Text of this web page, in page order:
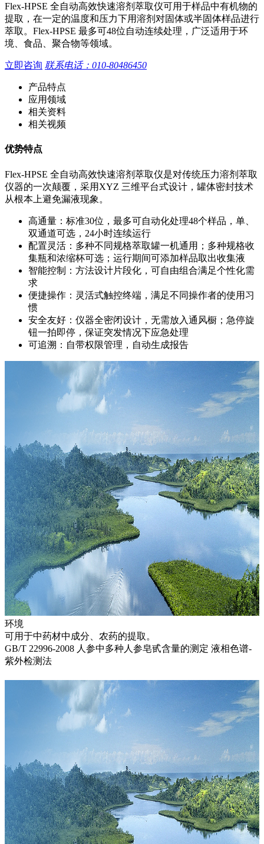
Flex-HPSE 全自动高效快速溶剂萃取仪可用于样品中有机物的
提取，在一定的温度和压力下用溶剂对固体或半固体样品进行
萃取。Flex-HPSE 最多可48位自动连续处理，广泛适用于环
境、食品、聚合物等领域。
立即咨询 联系电话：010-80486450
产品特点
应用领域
相关资料
相关视频
优势特点
Flex-HPSE 全自动高效快速溶剂萃取仪是对传统压力溶剂萃取
仪器的一次颠覆，采用XYZ 三维平台式设计，罐体密封技术
从根本上避免漏液现象。
高通量：标准30位，最多可自动化处理48个样品，单、
双通道可选，24小时连续运行
配置灵活：多种不同规格萃取罐一机通用；多种规格收
集瓶和浓缩杯可选；运行期间可添加样品取出收集液
智能控制：方法设计片段化，可自由组合满足个性化需
求
便捷操作：灵活式触控终端，满足不同操作者的使用习
惯
安全友好：仪器全密闭设计，无需放入通风橱；急停旋
钮一拍即停，保证突发情况下应急处理
可追溯：自带权限管理，自动生成报告
环境
可用于中药材中成分、农药的提取。
GB/T 22996-2008 人参中多种人参皂甙含量的测定 液相色谱-
紫外检测法